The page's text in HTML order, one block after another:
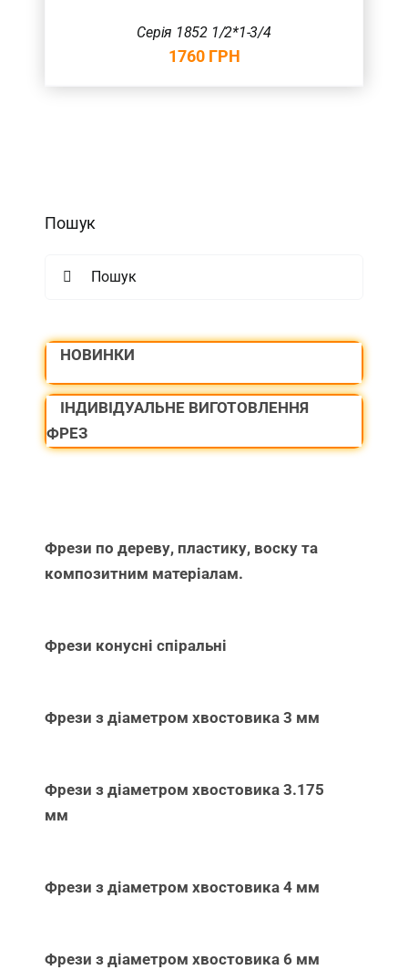
Серія 1852 1/2*1-3/4
1760 ГРН
Пошук
НОВИНКИ
ІНДИВІДУАЛЬНЕ ВИГОТОВЛЕННЯ
ФРЕЗ
Фрези по дереву, пластику, воску та
композитним матеріалам.
Фрези конусні спіральні
Фрези з діаметром хвостовика 3 мм
Фрези з діаметром хвостовика 3.175
мм
Фрези з діаметром хвостовика 4 мм
Фрези з діаметром хвостовика 6 мм